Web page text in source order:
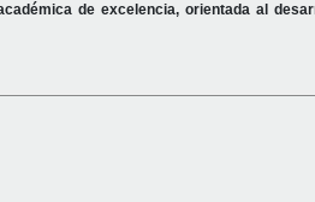
de excelencia, orientada al